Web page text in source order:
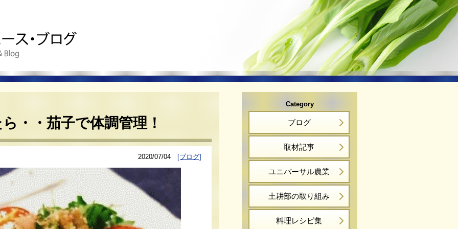
・・茄子で体調管理！
2020/07/04 [ブログ]
Category
ブログ
取材記事
ユニバーサル農業
土耕部の取り組み
料理レシピ集